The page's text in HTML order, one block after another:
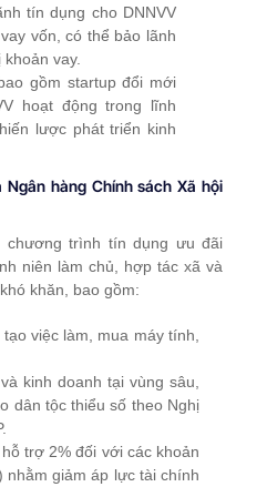
tín dụng cho DNNVV
vốn, có thể bảo lãnh
khoản vay.
gồm startup đổi mới
hoạt động trong lĩnh
lược phát triển kinh
hàng Chính sách Xã hội
chương trình tín dụng ưu đãi
niên làm chủ, hợp tác xã và
khăn, bao gồm:
việc làm, mua máy tính,
kinh doanh tại vùng sâu,
dân tộc thiểu số theo Nghị
trợ 2% đối với các khoản
nhằm giảm áp lực tài chính